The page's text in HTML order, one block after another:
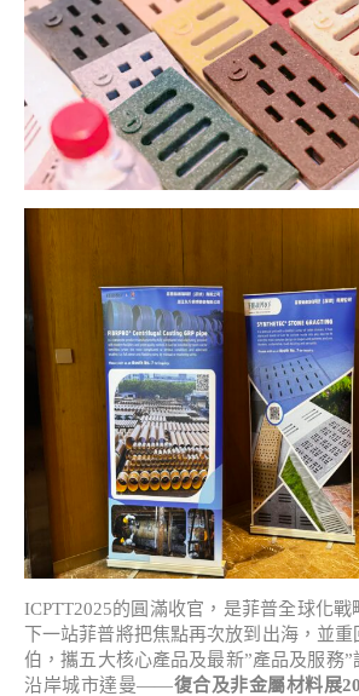
ICPTT2025的圓滿收官，是菲普全球化戰
下一站菲普將把焦點再次放到出海，並
伯，攜五大核心產品及最新”產品及服務
沿岸城市達曼——復合及非金屬材料展